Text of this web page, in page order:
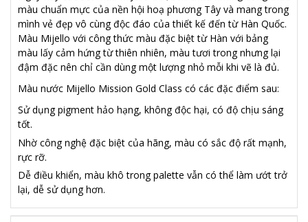
màu chuẩn mực của nền hội hoạ phương Tây và mang trong
mình vẻ đẹp vô cùng độc đáo của thiết kế đến từ Hàn Quốc.
Màu Mijello với công thức màu đặc biệt từ Hàn với bảng
màu lấy cảm hứng từ thiên nhiên, màu tươi trong nhưng lại
đậm đặc nên chỉ cần dùng một lượng nhỏ mỗi khi vẽ là đủ.
Màu nước Mijello Mission Gold Class có các đặc điểm sau:
Sử dụng pigment hảo hạng, không độc hại, có độ chịu sáng
tốt.
Nhờ công nghệ đặc biệt của hãng, màu có sắc độ rất mạnh,
rực rỡ.
Dễ điều khiển, màu khô trong palette vẫn có thể làm ướt trở
lại, dễ sử dụng hơn.